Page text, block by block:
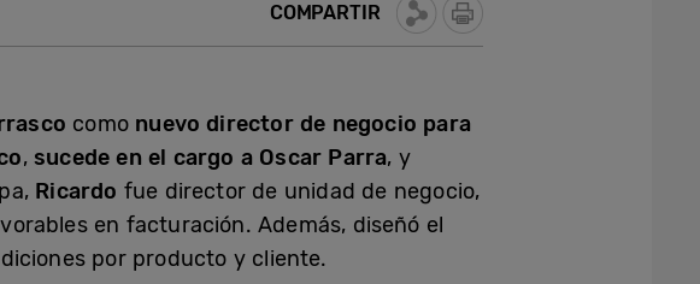
COMPARTIR
como nuevo director de negocio para
,sucede en el cargo a Oscar Parra, y
Ricardo fue director de unidad de negocio,
en facturación. Además, diseñó el
por producto y cliente.